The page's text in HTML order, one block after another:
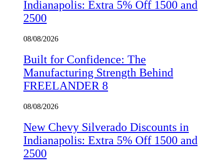
Indianapolis: Extra 5% Off 1500 and
2500
08/08/2026
Built for Confidence: The
Manufacturing Strength Behind
FREELANDER 8
08/08/2026
New Chevy Silverado Discounts in
Indianapolis: Extra 5% Off 1500 and
2500